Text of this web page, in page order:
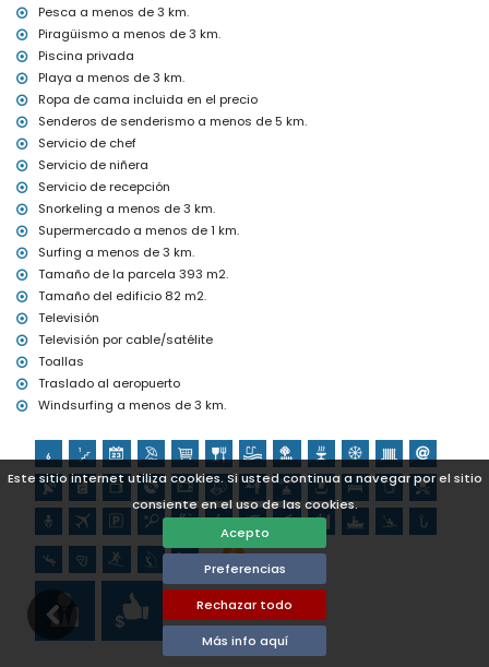
Este sitio internet utiliza cookies. Si usted continua a navegar por el sitio
consiente en el uso de las cookies.
Acepto
Preferencias
Rechazar todo
Más info aquí
Deportes
Tenis, golf, senderismo, ciclismo de montaña, ciclismo, escalada,
canotaje, kayak, pesca, buceo, snorkel, surf, windsurf y esquí
acuático (a menos de 5 kilómetros de la villa)
Equitación (a menos de 10 kilómetros de la villa)
Pesca a menos de 3 km.
Piragüismo a menos de 3 km.
Piscina privada
Playa a menos de 3 km.
Ropa de cama incluida en el precio
Senderos de senderismo a menos de 5 km.
Servicio de chef
Servicio de niñera
Servicio de recepción
Snorkeling a menos de 3 km.
Supermercado a menos de 1 km.
Surfing a menos de 3 km.
Tamaño de la parcela 393 m2.
Tamaño del edificio 82 m2.
Televisión
Televisión por cable/satélite
Toallas
Traslado al aeropuerto
Windsurfing a menos de 3 km.